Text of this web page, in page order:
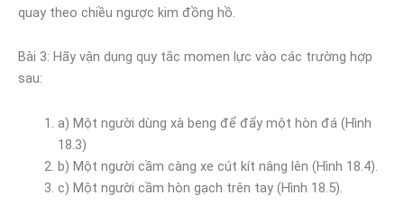
quay theo chiều ngược kim đồng hồ.
Bài 3: Hãy vận dụng quy tắc momen lực vào các trường hợp
sau:
a) Một người dùng xà beng để đẩy một hòn đá (Hình
18.3)
b) Một người cầm càng xe cút kít nâng lên (Hình 18.4).
c) Một người cầm hòn gạch trên tay (Hình 18.5).